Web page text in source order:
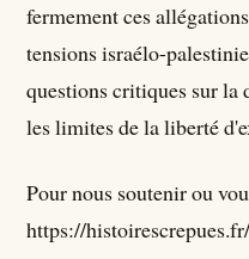
fermement ces
tensions israélo-
questions critiques sur
les limites de la liberté
Pour nous soutenir ou
https://histoirescrepues.fr/